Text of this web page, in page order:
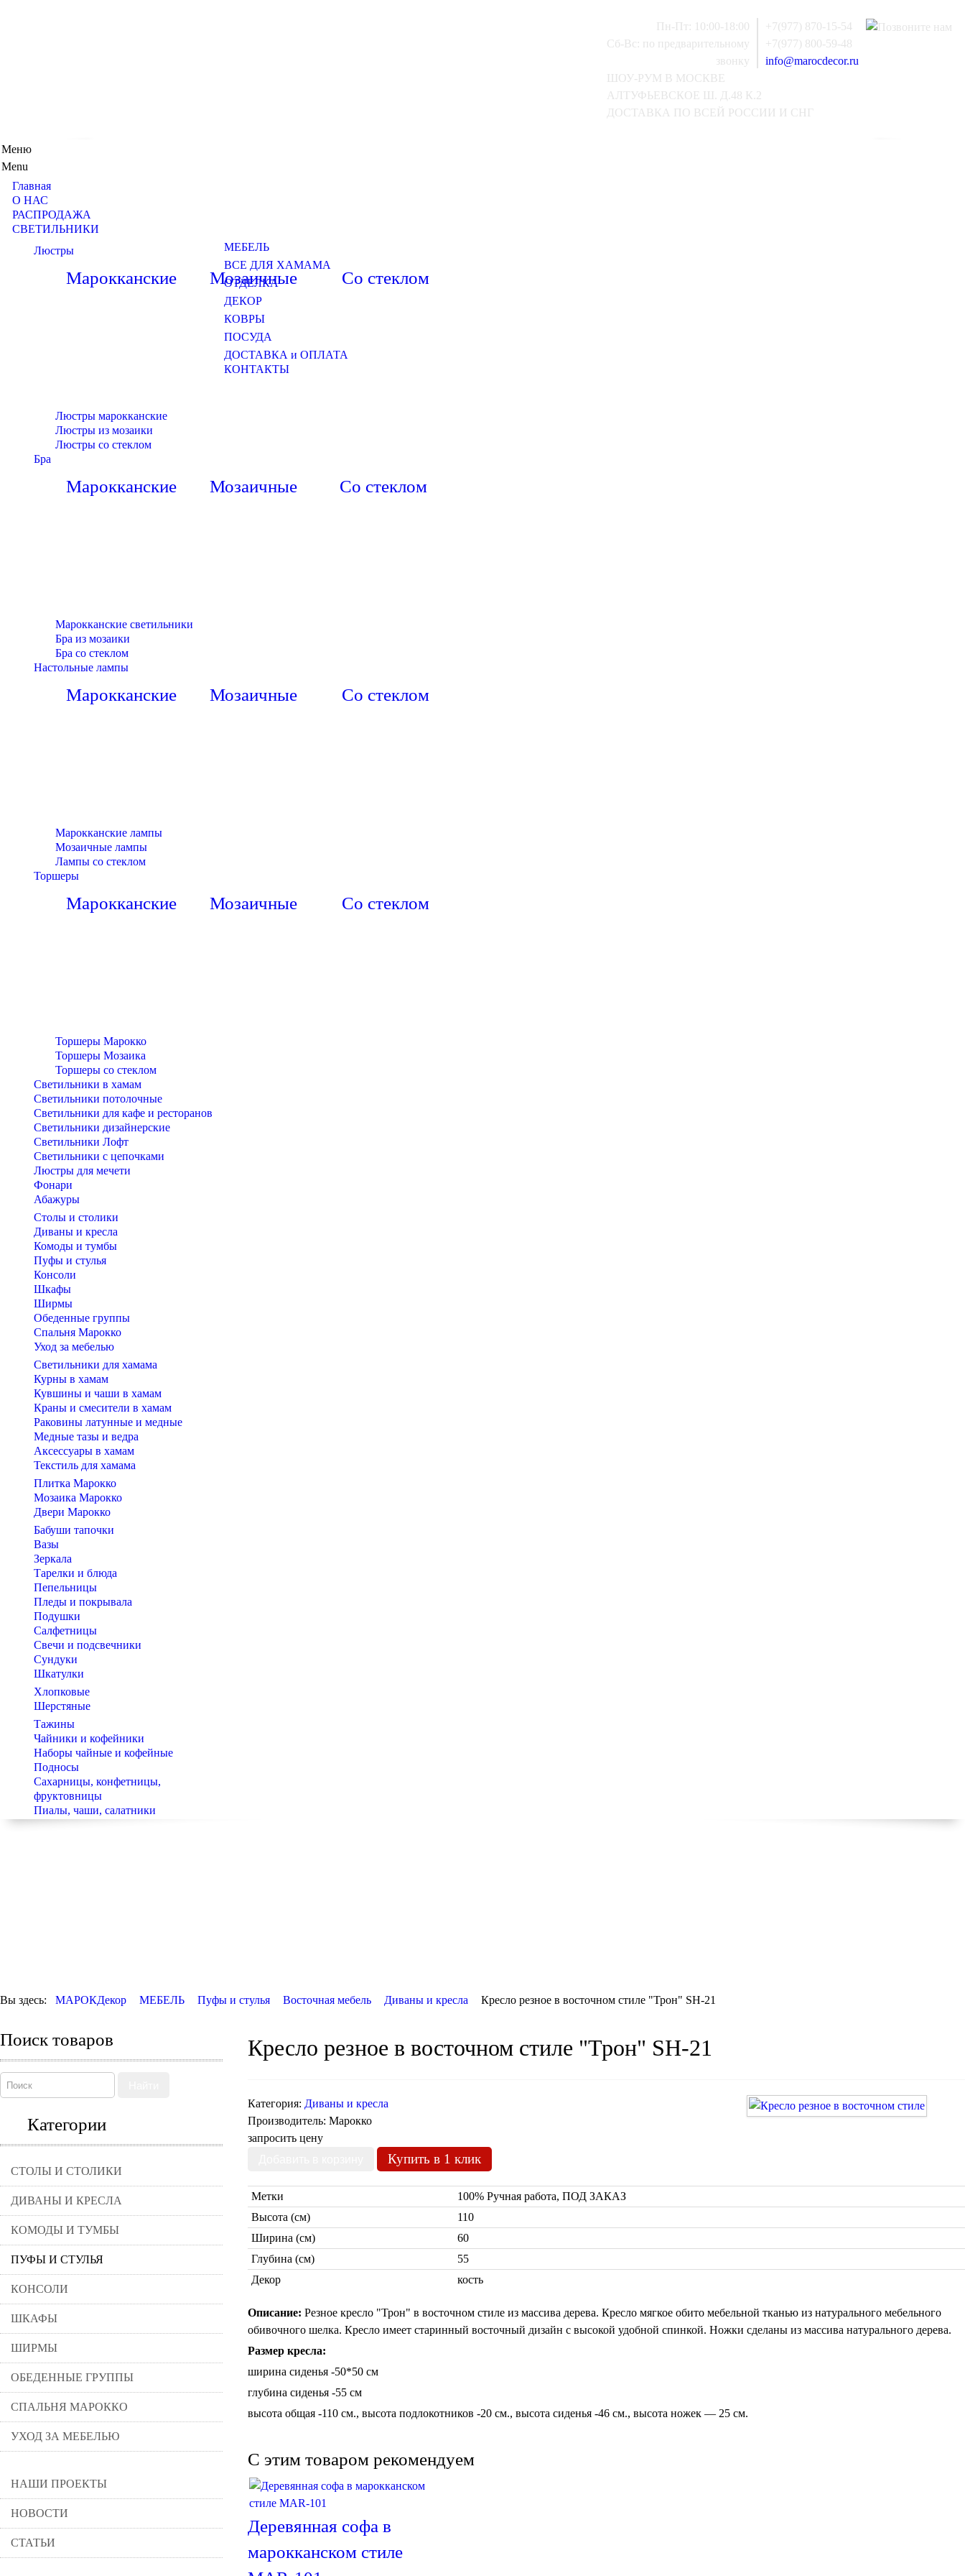
+7(977) 870-15-54
+7(977) 800-59-48
info@marocdecor.ru
Пн-Пт: 10:00-18:00
Сб-Вс: по предварительному
звонку
ШОУ-РУМ В МОСКВЕ
АЛТУФЬЕВСКОЕ Ш. Д.48 К.2
ДОСТАВКА ПО ВСЕЙ РОССИИ И СНГ
Меню
Menu
Главная
О НАС
РАСПРОДАЖА
СВЕТИЛЬНИКИ
Люстры
Марокканские Мозаичные Со стеклом
Люстры марокканские
Люстры из мозаики
Люстры со стеклом
Бра
Марокканские Мозаичные Со стеклом
Марокканские светильники
Бра из мозаики
Бра со стеклом
Настольные лампы
Марокканские Мозаичные Со стеклом
Марокканские лампы
Мозаичные лампы
Лампы со стеклом
Торшеры
Марокканские Мозаичные Со стеклом
Торшеры Марокко
Торшеры Мозаика
Торшеры со стеклом
Светильники в хамам
Светильники потолочные
Светильники для кафе и ресторанов
Светильники дизайнерские
Светильники Лофт
Светильники с цепочками
Люстры для мечети
Фонари
Абажуры
МЕБЕЛЬ
Столы и столики
Диваны и кресла
Комоды и тумбы
Пуфы и стулья
Консоли
Шкафы
Ширмы
Обеденные группы
Спальня Марокко
Уход за мебелью
ВСЕ ДЛЯ ХАМАМА
Светильники для хамама
Курны в хамам
Кувшины и чаши в хамам
Краны и смесители в хамам
Раковины латунные и медные
Медные тазы и ведра
Аксессуары в хамам
Текстиль для хамама
ОТДЕЛКА
Плитка Марокко
Мозаика Марокко
Двери Марокко
ДЕКОР
Бабуши тапочки
Вазы
Зеркала
Тарелки и блюда
Пепельницы
Пледы и покрывала
Подушки
Салфетницы
Свечи и подсвечники
Сундуки
Шкатулки
КОВРЫ
Хлопковые
Шерстяные
ПОСУДА
Тажины
Чайники и кофейники
Наборы чайные и кофейные
Подносы
Сахарницы, конфетницы,
фруктовницы
Пиалы, чаши, салатники
ДОСТАВКА и ОПЛАТА
КОНТАКТЫ
Вы здесь: МАРОКДекор МЕБЕЛЬ Пуфы и стулья Восточная мебель Диваны и кресла Кресло резное в восточном стиле "Трон" SH-21
Кресло резное в восточном стиле "Трон" SH-21
Категория: Диваны и кресла
Производитель: Марокко
запросить цену
Купить в 1 клик
Метки
100% Ручная работа, ПОД ЗАКАЗ
Высота (см)
110
Ширина (см)
60
Глубина (см)
55
Декор
кость
Описание: Резное кресло "Трон" в восточном стиле из массива дерева. Кресло мягкое обито мебельной тканью из натурального мебельного
обивочного шелка. Кресло имеет старинный восточный дизайн с высокой удобной спинкой. Ножки сделаны из массива натурального дерева.
Размер кресла:
ширина сиденья -50*50 см
глубина сиденья -55 см
высота общая -110 см., высота подлокотников -20 см., высота сиденья -46 см., высота ножек — 25 см.
C этим товаром рекомендуем
Деревянная софа в
марокканском стиле
Поиск товаров
Категории
СТОЛЫ И СТОЛИКИ
ДИВАНЫ И КРЕСЛА
КОМОДЫ И ТУМБЫ
ПУФЫ И СТУЛЬЯ
КОНСОЛИ
ШКАФЫ
ШИРМЫ
ОБЕДЕННЫЕ ГРУППЫ
СПАЛЬНЯ МАРОККО
УХОД ЗА МЕБЕЛЬЮ
НАШИ ПРОЕКТЫ
НОВОСТИ
СТАТЬИ